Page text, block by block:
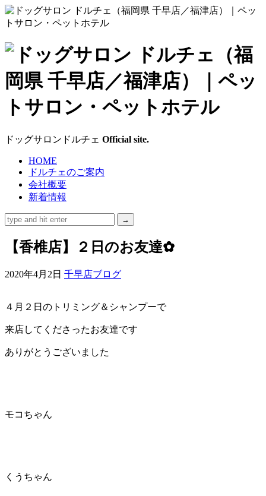
ド
ッ
グ
サ
ロ
ン
ド
ル
（福
早
／
ドッグサロンドルチェ Official site.
HOME
ドルチェのご案内
会社概要
新着情報
【香椎店】２日のお友達✿
2020年4月2日 千早店ブログ
４月２日のトリミング＆シャンプーで
来店してくださったお友達です
ありがとうございました
モコちゃん
くうちゃん